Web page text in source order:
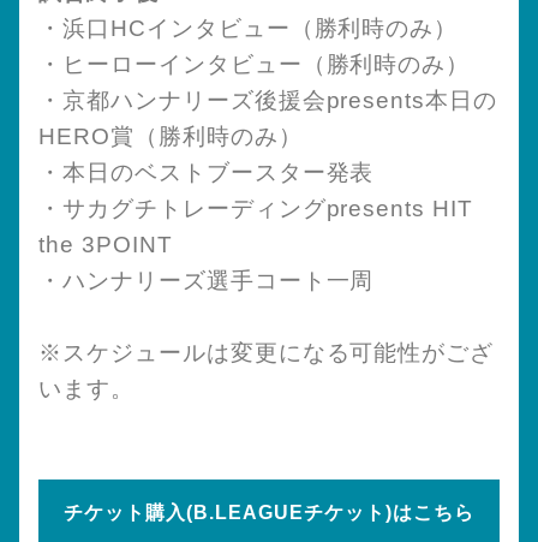
・浜口HCインタビュー（勝利時のみ）
・ヒーローインタビュー（勝利時のみ）
・京都ハンナリーズ後援会presents本日の
HERO賞（勝利時のみ）
・本日のベストブースター発表
・サカグチトレーディングpresents HIT
the 3POINT
・ハンナリーズ選手コート一周
※スケジュールは変更になる可能性がござ
います。
チケット購入(B.LEAGUEチケット)はこちら